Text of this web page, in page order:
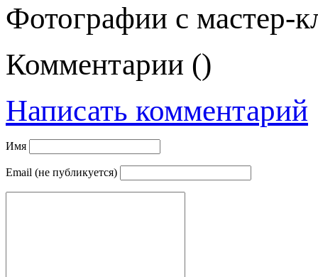
Фотографии с мастер-
Комментарии ()
Написать комментарий
Имя
Email (не публикуется)